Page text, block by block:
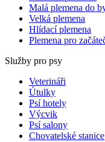
Malá plemena do
Velká plemena
Hlídací plemena
Plemena pro
Služby pro psy
Veterináři
Útulky
Psí hotely
Výcvik
Psí salony
Chovatelské stanice